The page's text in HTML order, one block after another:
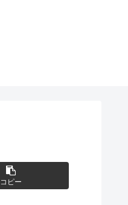
コピー